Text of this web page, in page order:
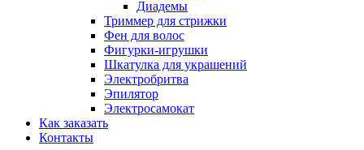
Диадемы
Триммер для стрижки
Фен для волос
Фигурки-игрушки
Шкатулка для украшений
Электробритва
Эпилятор
Электросамокат
Как заказать
Контакты